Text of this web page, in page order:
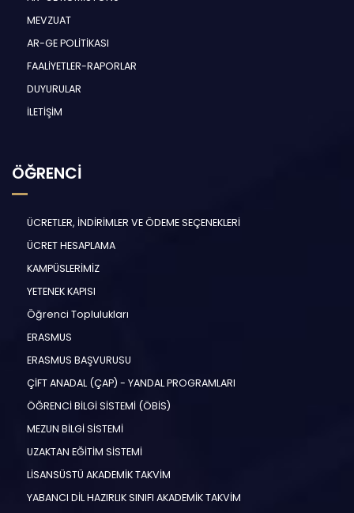
MEVZUAT
AR-GE POLİTİKASI
FAALİYETLER-RAPORLAR
DUYURULAR
İLETİŞİM
ÖĞRENCİ
ÜCRETLER, İNDİRİMLER VE ÖDEME SEÇENEKLERİ
ÜCRET HESAPLAMA
KAMPÜSLERİMİZ
YETENEK KAPISI
Öğrenci Toplulukları
ERASMUS
ERASMUS BAŞVURUSU
ÇİFT ANADAL (ÇAP) - YANDAL PROGRAMLARI
ÖĞRENCİ BİLGİ SİSTEMİ (ÖBİS)
MEZUN BİLGİ SİSTEMİ
UZAKTAN EĞİTİM SİSTEMİ
LİSANSÜSTÜ AKADEMİK TAKVİM
YABANCI DİL HAZIRLIK SINIFI AKADEMİK TAKVİM